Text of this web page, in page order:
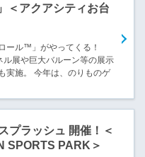
＜アクアシティお台
ール™︎」がやってくる！
展や巨大バルーン等の展示
実施。 今年は、のりものゲ
プラッシュ 開催！＜
SPORTS PARK＞